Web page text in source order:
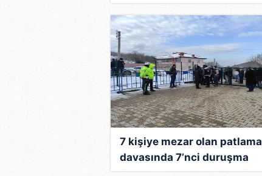
7 kişiye mezar olan patlama
davasında 7’nci duruşma